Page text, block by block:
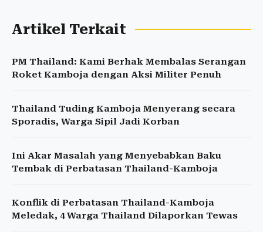
Artikel Terkait
PM Thailand: Kami Berhak Membalas Serangan
Roket Kamboja dengan Aksi Militer Penuh
Thailand Tuding Kamboja Menyerang secara
Sporadis, Warga Sipil Jadi Korban
Ini Akar Masalah yang Menyebabkan Baku
Tembak di Perbatasan Thailand-Kamboja
Konflik di Perbatasan Thailand-Kamboja
Meledak, 4 Warga Thailand Dilaporkan Tewas